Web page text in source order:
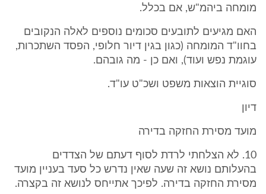
מומחה ביהמ"ש, אם בכלל.
האם מגיעים לתובעים סכומים נוספים לאלה הנקובים
בחוו"ד המומחה (כגון בגין דיור חלופי, הפסד השתכרות,
עוגמת נפש ועוד), ואם כן - מה גובהם.
סוגיית הוצאות משפט ושכ"ט עו"ד.
דיון
מועד מסירת החזקה בדירה
10. לא הצלחתי לרדת לסוף דעתם של הצדדים
בהעלותם נושא זה שעה שאין נדרש כל סעד בעניין מועד
מסירת החזקה בדירה. לפיכך אתייחס לנושא זה בקצרה.